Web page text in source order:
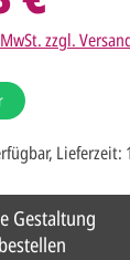
zzgl.
Lieferzeit:
Gestaltung
bestellen